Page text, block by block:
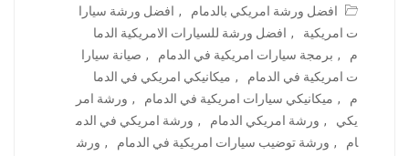
افضل ورشة امريكي بالدمام
, افضل ورشة سيارا
ت امريكية
, افضل ورشة للسيارات الامريكية الدما
م
, برمجة سيارات امريكية في الدمام , صيانة سيارا
ت امريكية في الدمام
, ميكانيكي امريكي في الدما
م
, ميكانيكي سيارات امريكية في الدمام , ورشة امر
يكي
, ورشة امريكي الدمام , ورشة امريكي في الدم
ام
, ورشة توضيب سيارات امريكية في الدمام , ورش